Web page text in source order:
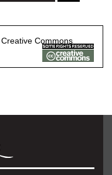
Commons